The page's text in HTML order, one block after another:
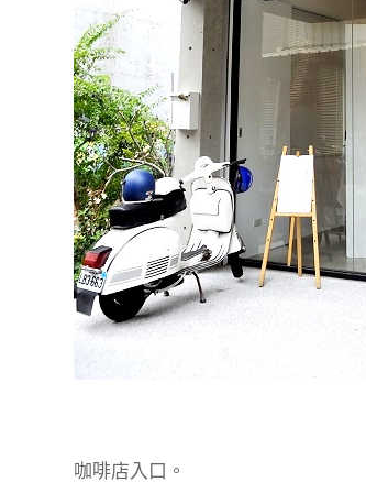
咖啡店入口。